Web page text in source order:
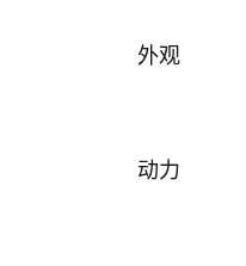
外观
动力